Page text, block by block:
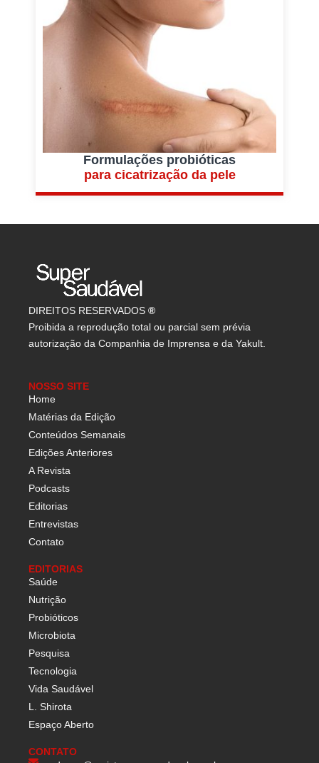
Formulações probióticas
para cicatrização da pele
DIREITOS RESERVADOS ®
Proibida a reprodução total ou parcial sem prévia
autorização da Companhia de Imprensa e da Yakult.
NOSSO SITE
Home
Matérias da Edição
Conteúdos Semanais
Edições Anteriores
A Revista
Podcasts
Editorias
Entrevistas
Contato
EDITORIAS
Saúde
Nutrição
Probióticos
Microbiota
Pesquisa
Tecnologia
Vida Saudável
L. Shirota
Espaço Aberto
CONTATO